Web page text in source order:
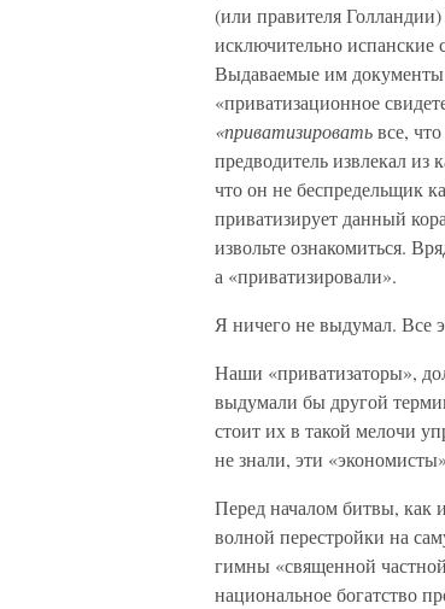
(или правителя
исключительно испанские
Выдаваемые им документы
«приватизационное
«приватизироватьвсе,
предводитель извлекал
что он не беспредельщик
приватизирует данный
извольте ознакомиться.
а «приватизировали».
Я ничего не выдумал. Все
Наши «приватизаторы»,
выдумали бы другой
стоит их в такой мелочи
не знали, эти
Перед началом битвы, как
волной перестройки на
гимны «священной
национальное богатство